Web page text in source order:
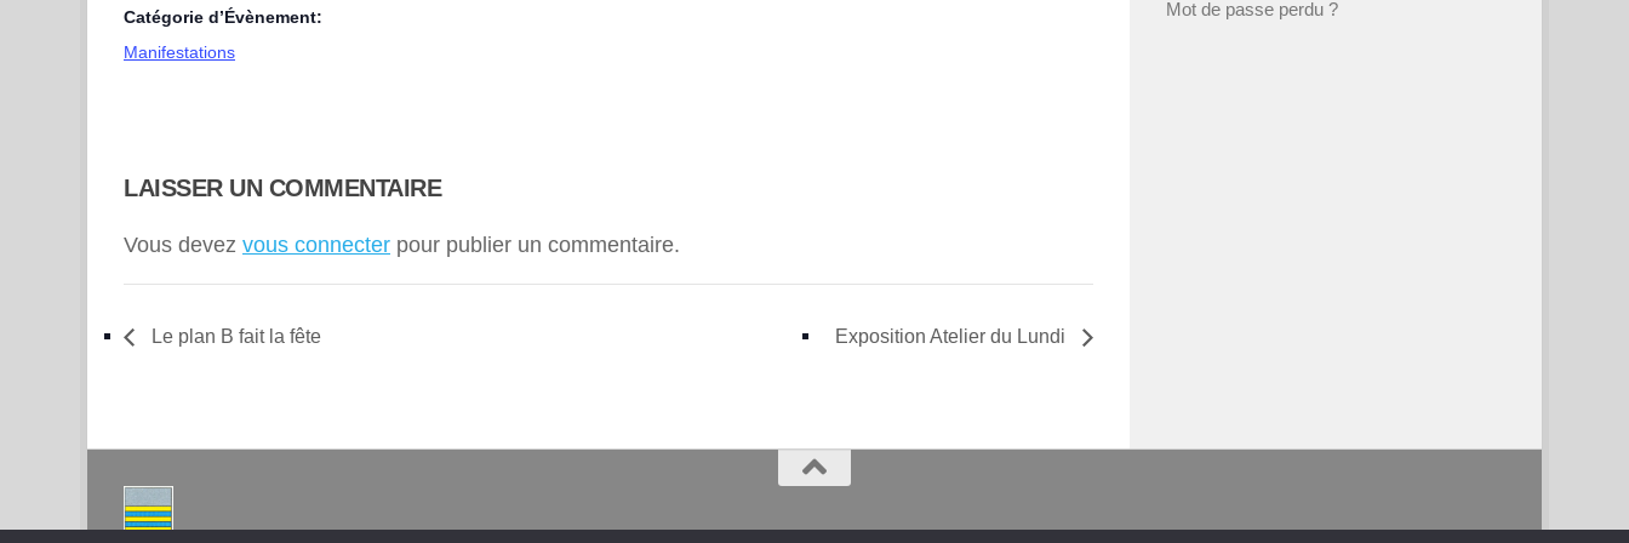
Catégorie d’Évènement:
Manifestations
LAISSER UN COMMENTAIRE
Vous devez vous connecter pour publier un commentaire.
Le plan B fait la fête Exposition Atelier du Lundi
Mot de passe perdu ?